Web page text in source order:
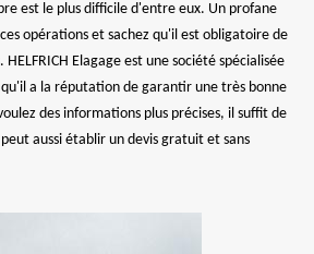
est le plus difficile d'entre eux. Un profane
opérations et sachez qu'il est obligatoire de
Elagage est une société spécialisée
a la réputation de garantir une très bonne
des informations plus précises, il suffit de
aussi établir un devis gratuit et sans